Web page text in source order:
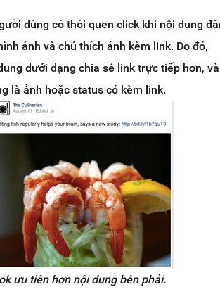
dùng có thói quen click khi nội dung
ảnh và chú thích ảnh kèm link. Do đó,
dưới dạng chia sẻ link trực tiếp hơn, và
là ảnh hoặc status có kèm link.
ưu tiên hơn nội dung bên phải.